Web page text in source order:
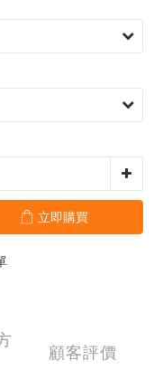
立即購買
顧客評價